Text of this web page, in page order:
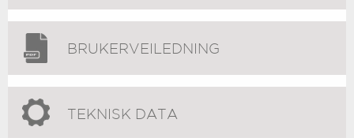
BRUKERVEILEDNING
TEKNISK DATA